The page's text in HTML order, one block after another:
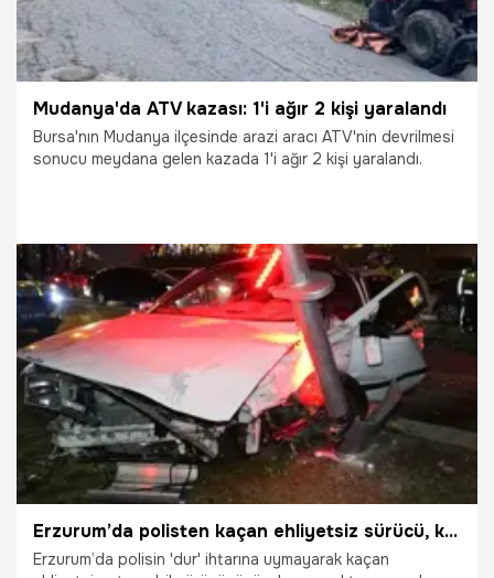
Mudanya'da ATV kazası: 1'i ağır 2 kişi yaralandı
Bursa'nın Mudanya ilçesinde arazi aracı ATV'nin devrilmesi
sonucu meydana gelen kazada 1'i ağır 2 kişi yaralandı.
5.12.2025 Mudanya
Erzurum’da polisten kaçan ehliyetsiz sürücü, kırmızı ışıkta geçerek kazaya neden oldu; 3 yaralı
Erzurum’da polisin 'dur' ihtarına uymayarak kaçan